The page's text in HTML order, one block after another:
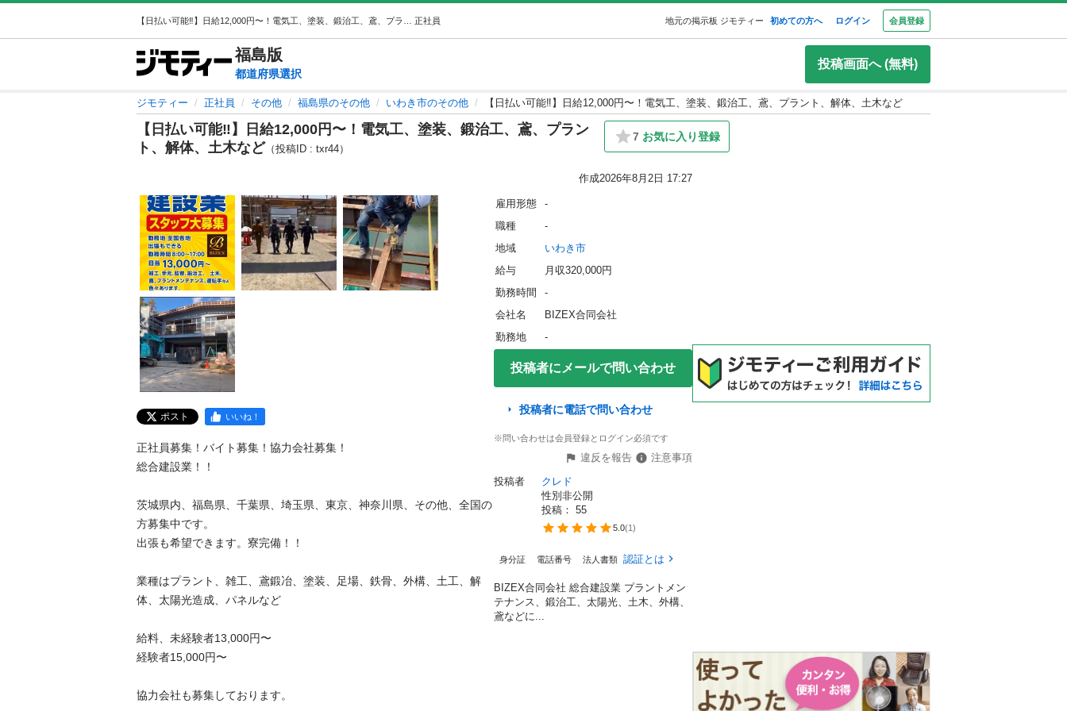
正社員 地元の掲示板 ジモティー 初めての方へ ログイン 会員登録
福島版
都道府県選択
投稿画面へ (無料)
ジモティー 正社員 その他 福島県のその他 いわき市のその他 【日払い可能‼️】日給12,000円〜！電気工、塗装、鍛治工、鳶、プラント、解体、土木など
【日払い可能‼️】日給12,000円〜！電気工、塗装、鍛治工、鳶、プラン
ト、解体、土木など （投稿ID : txr44）
7 お気に入り登録
作成2026年8月2日 17:27
ポスト いいね！
正社員募集！バイト募集！協力会社募集！
総合建設業！！
茨城県内、福島県、千葉県、埼玉県、東京、神奈川県、その他、全国の
方募集中です。
出張も希望できます。寮完備！！
業種はプラント、雑工、鳶鍛冶、塗装、足場、鉄骨、外構、土工、解
体、太陽光造成、パネルなど
給料、未経験者13,000円〜
経験者15,000円〜
協力会社も募集しております。
雇用形態
-
職種
-
地域
いわき市
給与
月収320,000円
勤務時間
-
会社名
BIZEX合同会社
勤務地
-
投稿者にメールで問い合わせ
投稿者に電話で問い合わせ
※問い合わせは会員登録とログイン必須です
違反を報告
注意事項
投稿者
クレド
性別非公開
投稿： 55
5.0(1)
身分証 電話番号 法人書類 認証とは
BIZEX合同会社 総合建設業 プラントメン
テナンス、鍛治工、太陽光、土木、外構、
鳶などに...